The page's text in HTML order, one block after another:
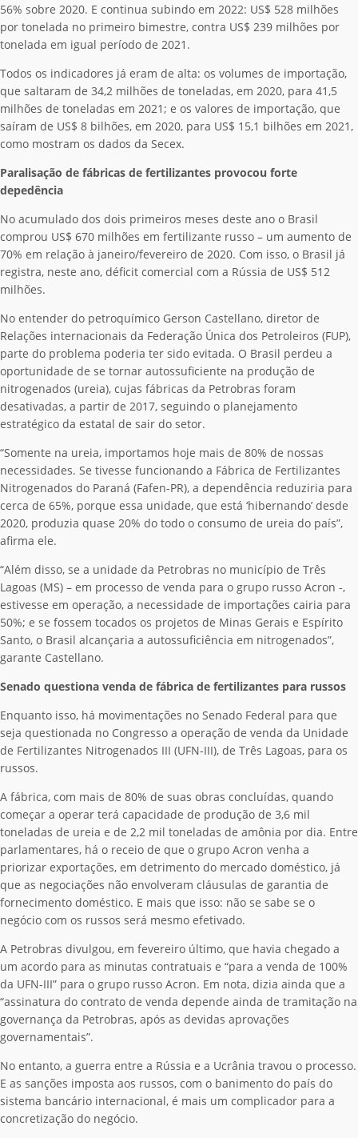
56% sobre 2020. E continua subindo em 2022: US$ 528 milhões
por tonelada no primeiro bimestre, contra US$ 239 milhões por
tonelada em igual período de 2021.
Todos os indicadores já eram de alta: os volumes de importação,
que saltaram de 34,2 milhões de toneladas, em 2020, para 41,5
milhões de toneladas em 2021; e os valores de importação, que
saíram de US$ 8 bilhões, em 2020, para US$ 15,1 bilhões em 2021,
como mostram os dados da Secex.
Paralisação de fábricas de fertilizantes provocou forte
depedência
No acumulado dos dois primeiros meses deste ano o Brasil
comprou US$ 670 milhões em fertilizante russo – um aumento de
70% em relação à janeiro/fevereiro de 2020. Com isso, o Brasil já
registra, neste ano, déficit comercial com a Rússia de US$ 512
milhões.
No entender do petroquímico Gerson Castellano, diretor de
Relações internacionais da Federação Única dos Petroleiros (FUP),
parte do problema poderia ter sido evitada. O Brasil perdeu a
oportunidade de se tornar autossuficiente na produção de
nitrogenados (ureia), cujas fábricas da Petrobras foram
desativadas, a partir de 2017, seguindo o planejamento
estratégico da estatal de sair do setor.
“Somente na ureia, importamos hoje mais de 80% de nossas
necessidades. Se tivesse funcionando a Fábrica de Fertilizantes
Nitrogenados do Paraná (Fafen-PR), a dependência reduziria para
cerca de 65%, porque essa unidade, que está ‘hibernando’ desde
2020, produzia quase 20% do todo o consumo de ureia do país”,
afirma ele.
“Além disso, se a unidade da Petrobras no município de Três
Lagoas (MS) – em processo de venda para o grupo russo Acron -,
estivesse em operação, a necessidade de importações cairia para
50%; e se fossem tocados os projetos de Minas Gerais e Espírito
Santo, o Brasil alcançaria a autossuficiência em nitrogenados”,
garante Castellano.
Senado questiona venda de fábrica de fertilizantes para russos
Enquanto isso, há movimentações no Senado Federal para que
seja questionada no Congresso a operação de venda da Unidade
de Fertilizantes Nitrogenados III (UFN-III), de Três Lagoas, para os
russos.
A fábrica, com mais de 80% de suas obras concluídas, quando
começar a operar terá capacidade de produção de 3,6 mil
toneladas de ureia e de 2,2 mil toneladas de amônia por dia. Entre
parlamentares, há o receio de que o grupo Acron venha a
priorizar exportações, em detrimento do mercado doméstico, já
que as negociações não envolveram cláusulas de garantia de
fornecimento doméstico. E mais que isso: não se sabe se o
negócio com os russos será mesmo efetivado.
A Petrobras divulgou, em fevereiro último, que havia chegado a
um acordo para as minutas contratuais e “para a venda de 100%
da UFN-III” para o grupo russo Acron. Em nota, dizia ainda que a
“assinatura do contrato de venda depende ainda de tramitação na
governança da Petrobras, após as devidas aprovações
governamentais”.
No entanto, a guerra entre a Rússia e a Ucrânia travou o processo.
E as sanções imposta aos russos, com o banimento do país do
sistema bancário internacional, é mais um complicador para a
concretização do negócio.